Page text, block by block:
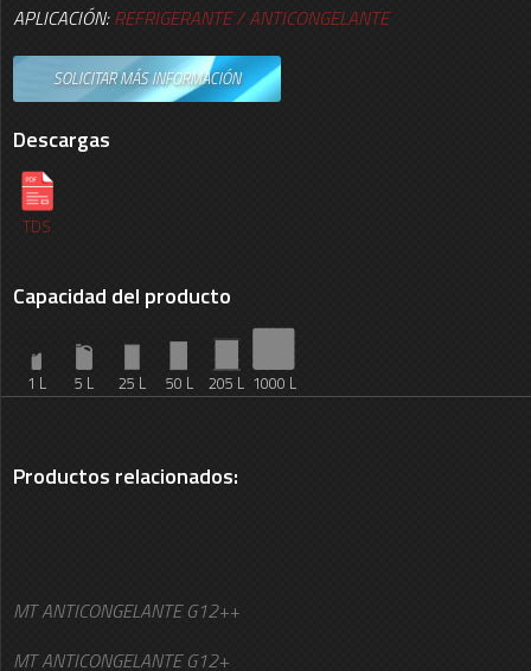
APLICACIÓN:REFRIGERANTE / ANTICONGELANTE
SOLICITAR MÁS INFORMACIÓN
Descargas
TDS
Capacidad del producto
1 L 5 L 25 L 50 L 205 L 1000 L
Productos relacionados:
MT ANTICONGELANTE G12++
MT ANTICONGELANTE G12+